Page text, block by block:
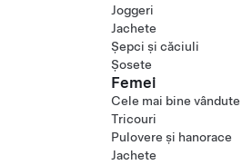
Joggeri
Jachete
Șepci și căciuli
Șosete
Femei
Cele mai bine vândute
Tricouri
Pulovere și hanorace
Jachete